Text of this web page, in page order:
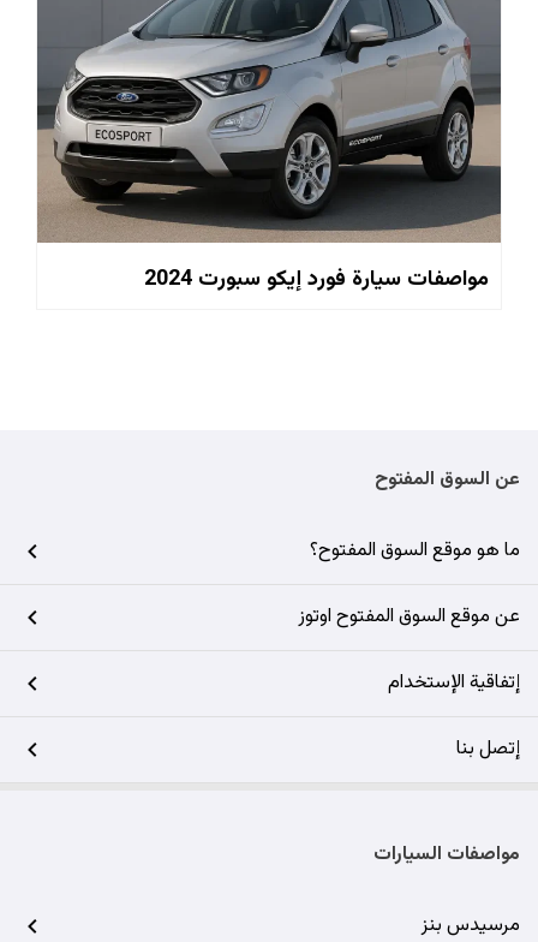
مواصفات سيارة فورد إيكو سبورت 2024
عن السوق المفتوح
ما هو موقع السوق المفتوح؟
عن موقع السوق المفتوح اوتوز
إتفاقية الإستخدام
إتصل بنا
مواصفات السيارات
مرسيدس بنز